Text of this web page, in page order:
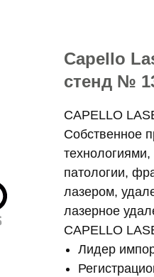
Capello
стенд №
CAPELLO
Собственное
патологии,
лазером,
лазерное
CAPELLO
Лидер